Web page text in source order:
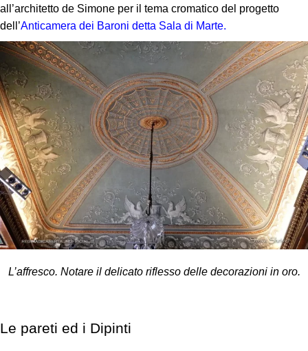
all’architetto de Simone per il tema cromatico del progetto
dell’Anticamera dei Baroni detta Sala di Marte.
L’affresco. Notare il delicato riflesso delle decorazioni in oro.
Le pareti ed i Dipinti